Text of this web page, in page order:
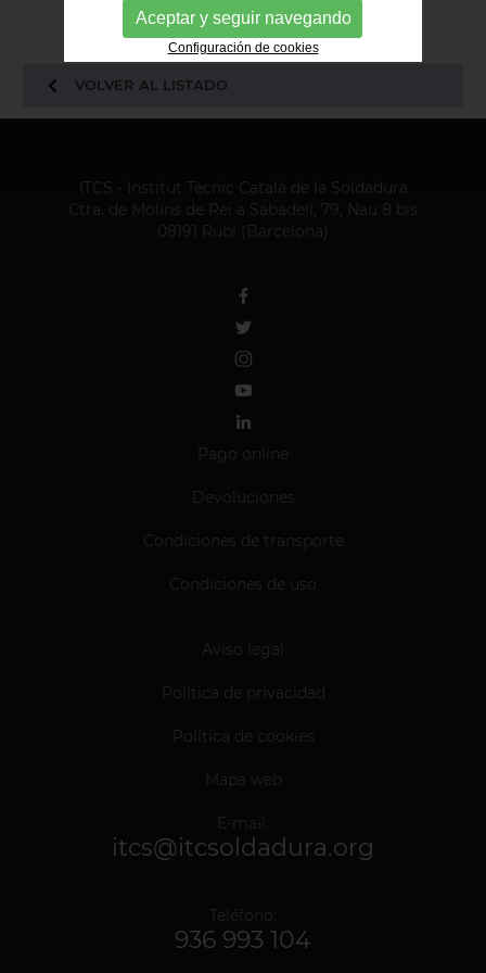
VOLVER AL LISTADO
ITCS - Institut Tècnic Català de la Soldadura
Ctra. de Molins de Rei a Sabadell, 79, Nau 8 bis
08191 Rubí (Barcelona)
Pago online
Devoluciones
Condiciones de transporte
Condiciones de uso
Aviso legal
Política de privacidad
Política de cookies
Mapa web
E-mail:
itcs@itcsoldadura.org
Teléfono:
936 993 104
Aceptar y seguir navegando
Configuración de cookies